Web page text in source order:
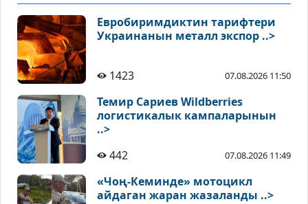
Евробиримдиктин тарифтери
Украинанын металл экспор ..>
1423 07.08.2026 11:50
Темир Сариев Wildberries
логистикалык кампаларынын
..>
442
07.08.2026 11:49
«Чоң-Кеминде» мотоцикл
айдаган жаран жазаланды ..>